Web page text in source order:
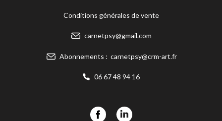
Conditions générales de vente
carnetpsy@gmail.com
Abonnements : carnetpsy@crm-art.fr
06 67 48 94 16